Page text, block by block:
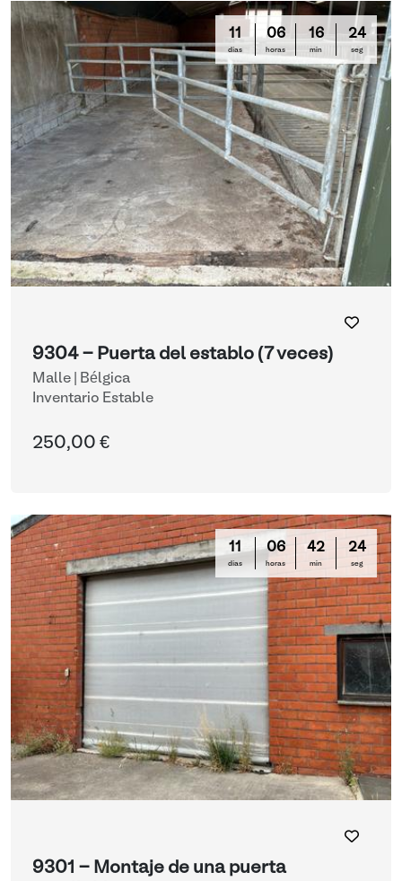
11
días
06
horas
16
min
23
seg
9304 - Puerta del establo (7 veces)
Malle | Bélgica
Inventario Estable
250,00 €
11
días
06
horas
42
min
23
seg
9301 - Montaje de una puerta